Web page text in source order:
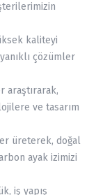
kaliteyi
çözümler
ve tasarım
üreterek, doğal
ayak izimizi
iş yapış